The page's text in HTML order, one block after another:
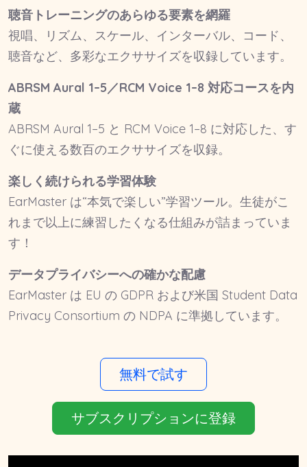
聴音トレーニングのあらゆる要素を網羅
視唱、リズム、スケール、インターバル、コード、
聴音など、多彩なエクササイズを収録しています。
ABRSM Aural 1–5／RCM Voice 1–8 対応コースを内
蔵
ABRSM Aural 1–5 と RCM Voice 1–8 に対応した、す
ぐに使える数百のエクササイズを収録。
楽しく続けられる学習体験
EarMaster は“本気で楽しい”学習ツール。生徒がこ
れまで以上に練習したくなる仕組みが詰まっていま
す！
データプライバシーへの確かな配慮
EarMaster は EU の GDPR および米国 Student Data
Privacy Consortium の NDPA に準拠しています。
無料で試す
サブスクリプションに登録